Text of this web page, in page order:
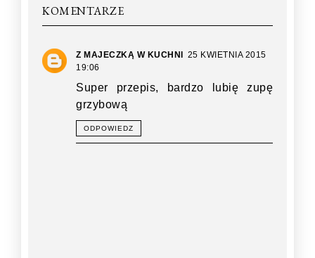
KOMENTARZE
Z MAJECZKĄ W KUCHNI 25 KWIETNIA 2015
19:06
Super przepis, bardzo lubię zupę
grzybową
ODPOWIEDZ